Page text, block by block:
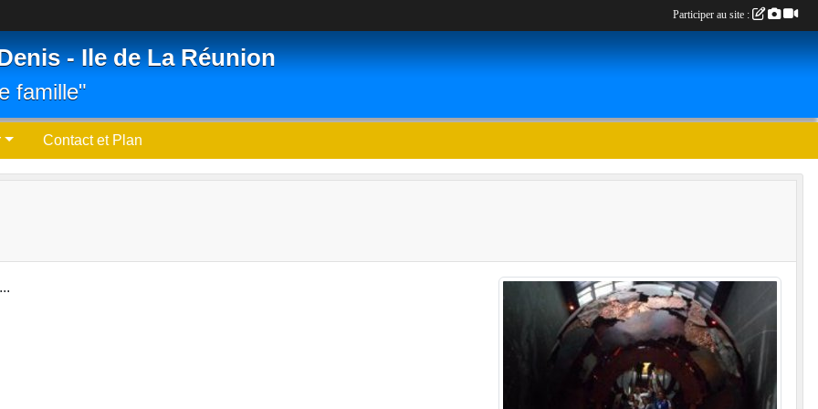
- Ile de La Réunion
famille"
Contact et Plan
Participer au site :